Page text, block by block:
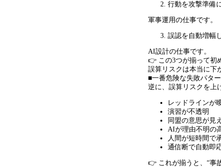
行動を攻撃準備
軍事運用の仕事です。
誤認を自動増幅
AI設計の仕事です。
👉 この3つが揃って初
誤算リスクは本当に下
■一番危険な失敗パタ
逆に、誤算リスクを上
レッドラインが
演習が不透明
同盟の意思が見
AIが理由不明の
人間が短時間で
通信断で自動即
👉 これが揃うと、 “事